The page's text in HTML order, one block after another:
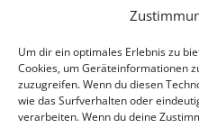
Um dir ein optimales Erlebnis zu
Cookies, um Geräteinformationen
zuzugreifen. Wenn du diesen
wie das Surfverhalten oder
verarbeiten. Wenn du deine
Überprüfung der
langfristig für eine
und ein attraktives
und Besucher